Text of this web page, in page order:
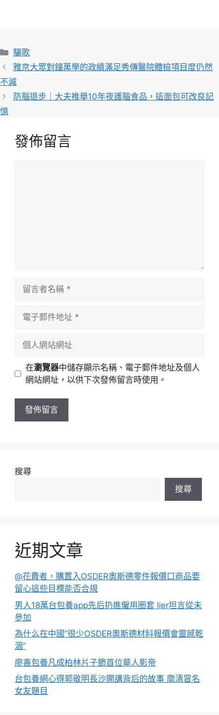
分
類
驪歌
雅京大眾對鐘萬學的政績滿足秀傳醫院體檢項目度仍然
不減
防腦退步｜大夫推舉10年夜護腦食品，這面包可改良記
憶
發佈留言
址
站
址
在瀏覽器中儲存顯示名稱、電子郵件地址及個人
網站網址，以供下次發佈留言時使用。
搜尋
搜尋
近期文章
@花費者，購置入OSDER奧斯德零件報價口商品要
留心這些目標能否合規
男人18萬台包養app先后扔進僱用圈套 lier坦言從未
參加
為什么在中國“很少OSDER奧斯德材料報價會靈感乾
涸”
廖喜包養凡成柏林片子節首位華人影帝
台包養網心得郭敬明長沙開講背后的故事 廓清冒名
女友題目